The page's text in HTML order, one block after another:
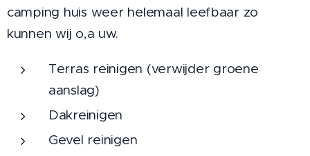
camping huis weer helemaal leefbaar zo
kunnen wij o,a uw.
Terras reinigen (verwijder groene
aanslag)
Dakreinigen
Gevel reinigen